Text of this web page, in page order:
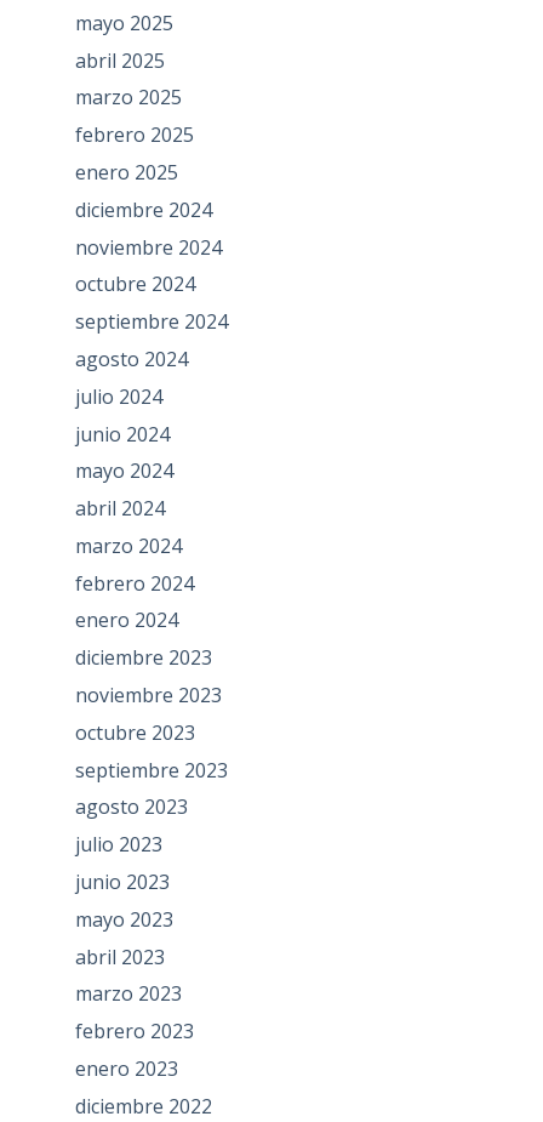
mayo 2025
abril 2025
marzo 2025
febrero 2025
enero 2025
diciembre 2024
noviembre 2024
octubre 2024
septiembre 2024
agosto 2024
julio 2024
junio 2024
mayo 2024
abril 2024
marzo 2024
febrero 2024
enero 2024
diciembre 2023
noviembre 2023
octubre 2023
septiembre 2023
agosto 2023
julio 2023
junio 2023
mayo 2023
abril 2023
marzo 2023
febrero 2023
enero 2023
diciembre 2022